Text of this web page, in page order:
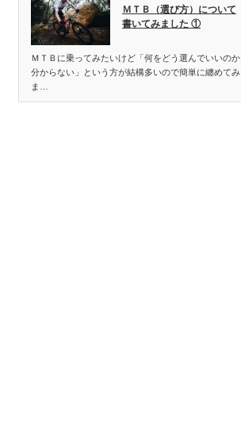
ＭＴＢ（選び方）について
書いてみました ①
ＭＴＢに乗ってみたいけど「何をどう選んでいいのか
分からない」という方が結構多いので簡単に纏めてみ
ま…